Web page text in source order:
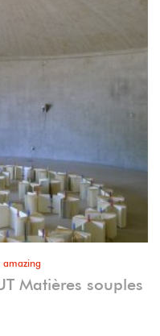
amazing
Matières souples